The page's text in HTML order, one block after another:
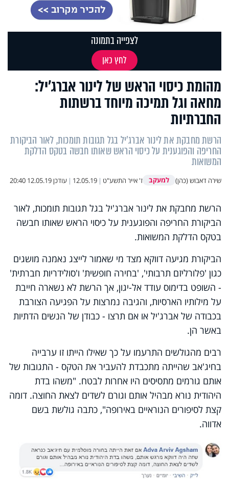
מהומת כיסוי הראש של לינור אברג’יל:
מחאה וגל תמיכה מיוחד ברשתות
החברתיות
הרשת מחבקת את לינור אברג'יל בגל תגובות תומכות, לאור הביקורת
החריפה והפוגענית על כיסוי הראש שאותו חבשה בטקס הדלקת
המשואות
שירה דאבוש (כהן) למעקב ז' אייר התשע"ט |
12.05.19
| עודכן12.05.19 20:40
לצפייה בתמונה
לחץ כאן
הרשת מחבקת את לינור אברג'יל בגל תגובות תומכות, לאור
הביקורת החריפה והפוגענית על כיסוי הראש שאותו חבשה
בטקס הדלקת המשואות.
הביקורת מגיעה דווקא מצד מי שאמור לייצג נאמנה מושגים
כגון 'פלורליזם תרבותי', 'בחירה חופשית' ו'סולידריות חברתית'
- השופט בדימוס עודד אל-יגון, אך הרשת לא נשארה חייבת
על מילותיו הארסיות, והגיבה נמרצות על הפגיעה הצורבת
בכבודה של אברג'יל או אם תרצו - כבודן של הנשים הדתיות
באשר הן.
רבים מהגולשים התרעמו על כך שאילו הייתו זו ערבייה
בחיג'אב שהייתה מתכבדת להעביר את הטקס - התגובות של
אותם גורמים מתסיסים היו אחרות לבטח. "משהו בדת
היהודית נורא מבהיל אותם וגורם לשדים לצאת החוצה. דומה
קצת לסיפורים הנוראיים באירופה", כתבה גולשת בשם
אדווה.